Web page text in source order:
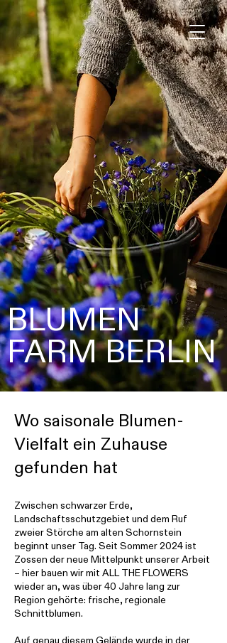
JETZT AUCH IN HAMBURG
BLUMEN
FARM BERLIN
Wo saisonale Blumen-
Vielfalt ein Zuhause
gefunden hat
Zwischen schwarzer Erde,
Landschaftsschutzgebiet und dem Ruf
zweier Störche am alten Schornstein
beginnt unser Tag. Seit Sommer 2024 ist
Zossen der neue Mittelpunkt unserer Arbeit
– hier bauen wir mit ALL THE FLOWERS
wieder an, was über 40 Jahre lang zur
Region gehörte: frische, regionale
Schnittblumen.
Auf genau diesem Gelände wurde in der